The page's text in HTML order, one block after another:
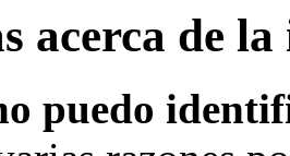
acerca de
puedo